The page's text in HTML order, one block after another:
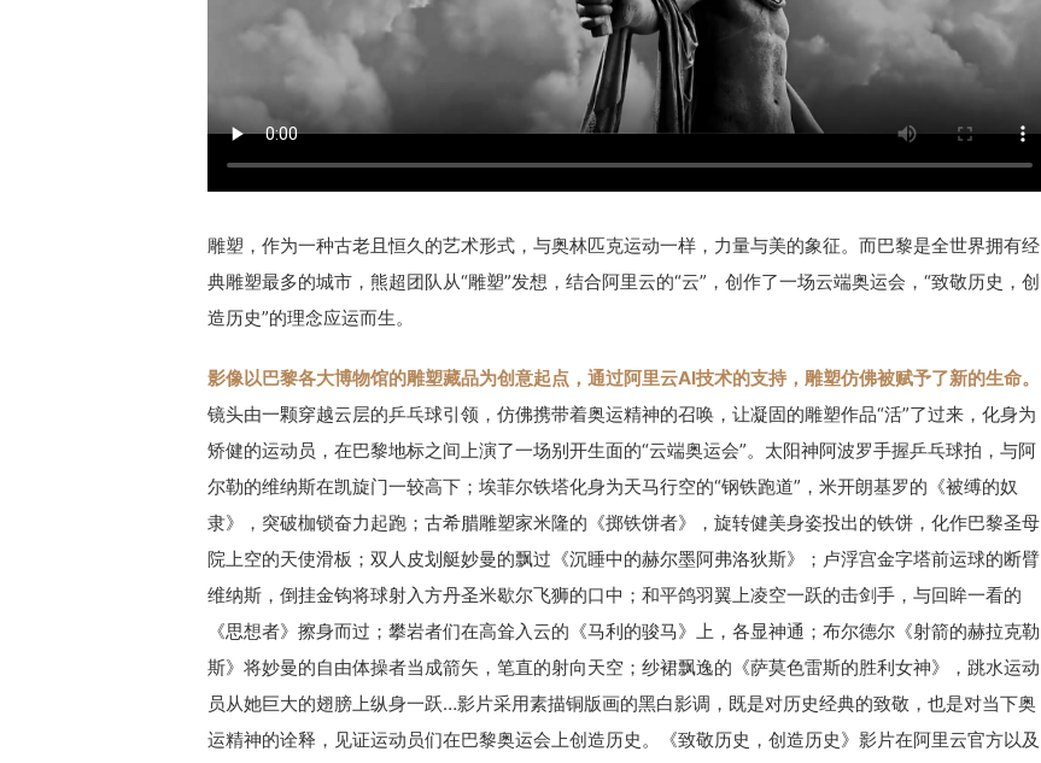
雕塑，作为一种古老且恒久的艺术形式，与奥林匹克运动一样，力量与美的象征。而巴黎是全世界拥有经
典雕塑最多的城市，熊超团队从“雕塑”发想，结合阿里云的“云”，创作了一场云端奥运会，“致敬历史，创
造历史”的理念应运而生。
影像以巴黎各大博物馆的雕塑藏品为创意起点，通过阿里云AI技术的支持，雕塑仿佛被赋予了新的生命。
镜头由一颗穿越云层的乒乓球引领，仿佛携带着奥运精神的召唤，让凝固的雕塑作品“活”了过来，化身为
矫健的运动员，在巴黎地标之间上演了一场别开生面的“云端奥运会”。太阳神阿波罗手握乒乓球拍，与阿
尔勒的维纳斯在凯旋门一较高下；埃菲尔铁塔化身为天马行空的“钢铁跑道”，米开朗基罗的《被缚的奴
隶》，突破枷锁奋力起跑；古希腊雕塑家米隆的《掷铁饼者》，旋转健美身姿投出的铁饼，化作巴黎圣母
院上空的天使滑板；双人皮划艇妙曼的飘过《沉睡中的赫尔墨阿弗洛狄斯》；卢浮宫金字塔前运球的断臂
维纳斯，倒挂金钩将球射入方丹圣米歇尔飞狮的口中；和平鸽羽翼上凌空一跃的击剑手，与回眸一看的
《思想者》擦身而过；攀岩者们在高耸入云的《马利的骏马》上，各显神通；布尔德尔《射箭的赫拉克勒
斯》将妙曼的自由体操者当成箭矢，笔直的射向天空；纱裙飘逸的《萨莫色雷斯的胜利女神》，跳水运动
员从她巨大的翅膀上纵身一跃…影片采用素描铜版画的黑白影调，既是对历史经典的致敬，也是对当下奥
运精神的诠释，见证运动员们在巴黎奥运会上创造历史。《致敬历史，创造历史》影片在阿里云官方以及